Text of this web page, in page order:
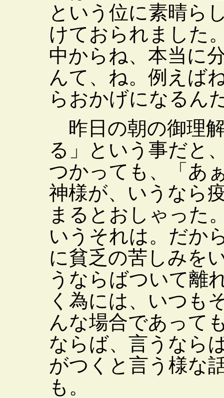
という位に素晴ら
けておられました
中からね、本当に
んて、ね。例えば
らおかげになるん
昨日の朝の御理
る」という事だと
つかっても、「あ
神様が、いうなら
まるとおしゃった
いうそれは。だか
に貧乏の苦しみを
うならばついて離
く為には、いつも
んな場合であって
ならば、言うなら
がつくと言う様な
も。